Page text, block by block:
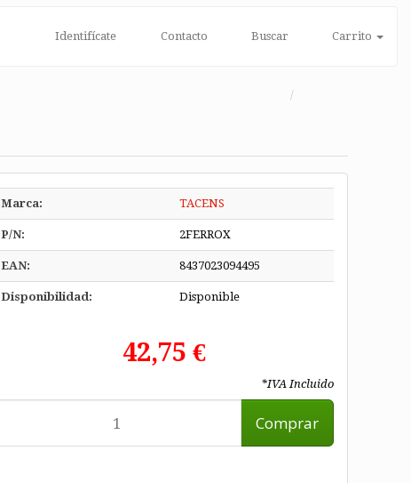
Identifícate Contacto Buscar Carrito
Marca: TACENS
P/N: 2FERROX
EAN: 8437023094495
Disponibilidad: Disponible
42,75 €
*IVA Incluido
Comprar